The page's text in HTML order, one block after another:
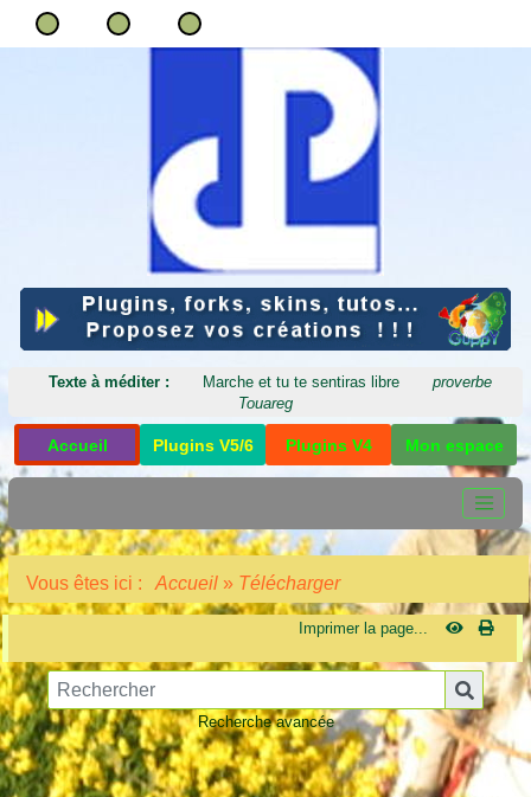
Texte à méditer : Marche et tu te sentiras libre
proverbe
Touareg
Accueil Plugins V5/6 Plugins V4 Mon espace
Vous êtes ici : Accueil » Télécharger
Imprimer la page...
Recherche avancée